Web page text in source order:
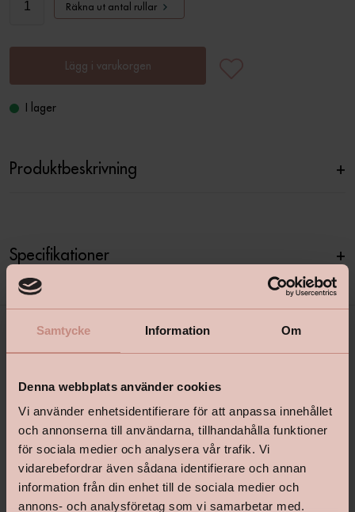
Samtycke Information Om
Denna webbplats använder cookies
Vi använder enhetsidentifierare för att anpassa innehållet
och annonserna till användarna, tillhandahålla funktioner
för sociala medier och analysera vår trafik. Vi
vidarebefordrar även sådana identifierare och annan
information från din enhet till de sociala medier och
annons- och analysföretag som vi samarbetar med.
Räkna ut antal rullar
Lägg i varukorgen
I lager
Produktbeskrivning +
Specifikationer +
shop@happyhomes.se
Vanliga frågor & svar